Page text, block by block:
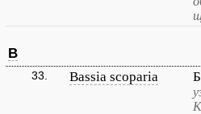
B
33. Bassia scoparia